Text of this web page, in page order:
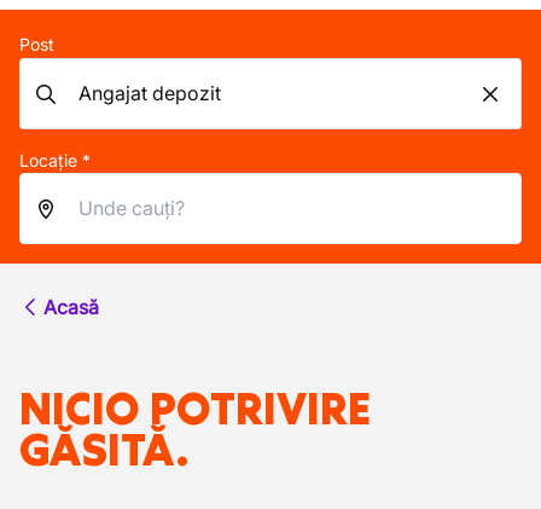
Post
Locație *
Acasă
NICIO POTRIVIRE
GĂSITĂ.